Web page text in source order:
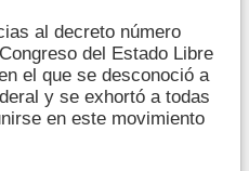
al decreto número
del Estado Libre
el que se desconoció a
y se exhortó a todas
en este movimiento